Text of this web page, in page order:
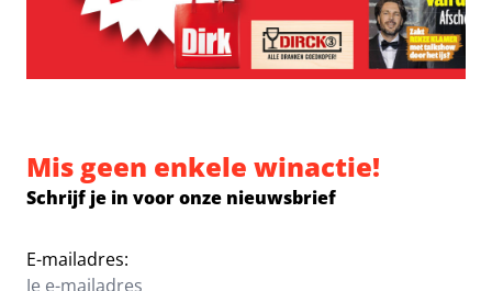
Mis geen enkele winactie!
Schrijf je in voor onze nieuwsbrief
E-mailadres: